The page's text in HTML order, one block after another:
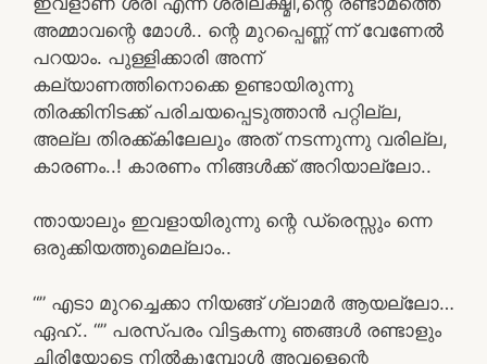
അമ്മാവന്റെ മോൾ.. ന്റെ മുറപ്പെണ്ണ് ന്ന് വേണേൽ
പറയാം. പുള്ളിക്കാരി അന്ന്
കല്യാണത്തിനൊക്കെ ഉണ്ടായിരുന്നു
തിരക്കിനിടക്ക് പരിചയപ്പെടുത്താൻ പറ്റില്ല,
അല്ല തിരക്ക്കിലേലും അത് നടന്നുന്നു വരില്ല,
കാരണം..! കാരണം നിങ്ങൾക്ക് അറിയാല്ലോ..
ന്തായാലും ഇവളായിരുന്നു ന്റെ ഡ്രെസ്സും ന്നെ
ഒരുക്കിയത്തുമെല്ലാം..
“” എടാ മുറച്ചെക്കാ നിയങ്ങ് ഗ്ലാമർ ആയല്ലോ…
ഏഹ്.. “” പരസ്പരം വിട്ടകന്നു ഞങ്ങൾ രണ്ടാളും
ചിരിയോടെ നിൽകുമ്പോൾ അവളെന്റെ